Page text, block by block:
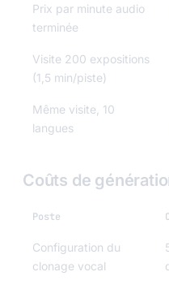
Prix par minute audio
terminée
Visite 200 expositions
(1,5 min/piste)
Même visite, 10
langues
Coûts de
Poste
Configuration du
clonage vocal